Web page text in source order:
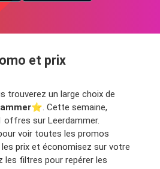
et prix
trouverez un large choix de
⭐️. Cette semaine,
offres sur Leerdammer.
voir toutes les promos
prix et économisez sur votre
les filtres pour repérer les